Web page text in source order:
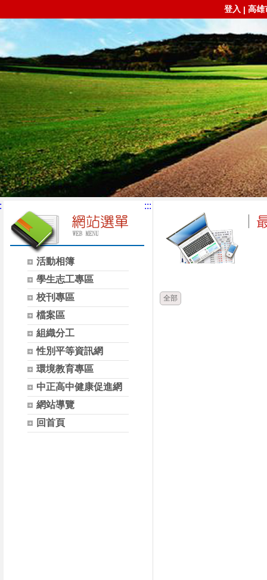
登入 | 高雄
活動相簿
學生志工專區
校刊專區
檔案區
組織分工
性別平等資訊網
環境教育專區
中正高中健康促進網
網站導覽
回首頁
:::
全部